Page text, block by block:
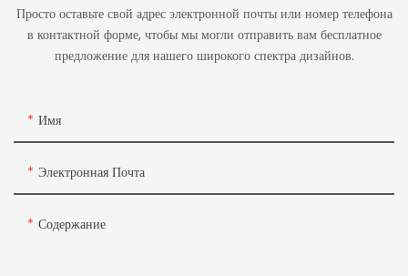
Просто оставьте свой адрес электронной почты или номер телефона
в контактной форме, чтобы мы могли отправить вам бесплатное
предложение для нашего широкого спектра дизайнов.
Имя
Электронная Почта
Содержание